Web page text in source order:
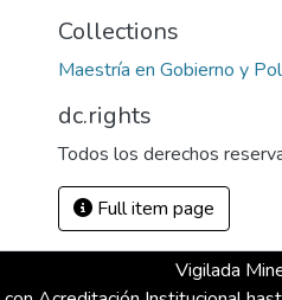
Collections
Maestría en Gobierno y
dc.rights
Todos los derechos
Full item page
Vigilada